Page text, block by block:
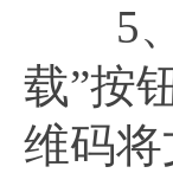
5、
载”按
维码